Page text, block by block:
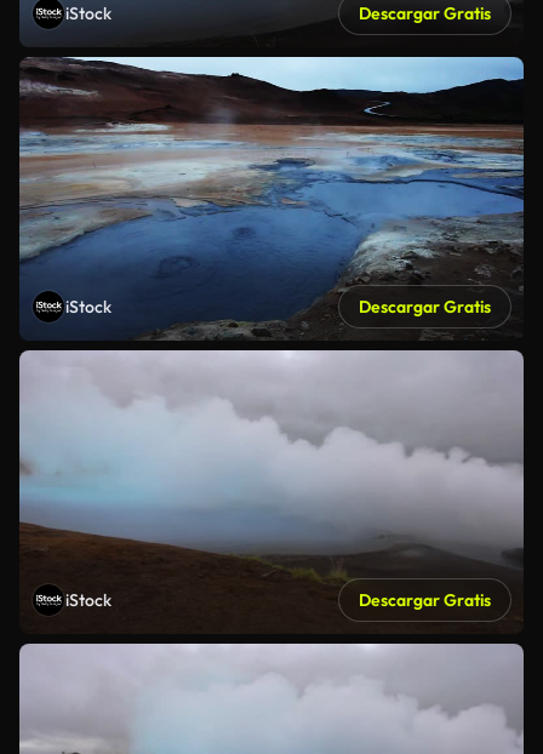
iStock Descargar Gratis
iStock Descargar Gratis
iStock Descargar Gratis